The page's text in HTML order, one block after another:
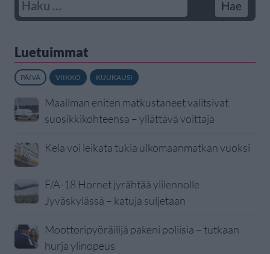
Luetuimmat
PÄIVÄ VIIKKO KUUKAUSI
Maailman eniten matkustaneet valitsivat
suosikkikohteensa – yllättävä voittaja
Kela voi leikata tukia ulkomaanmatkan vuoksi
F/A-18 Hornet jyrähtää ylilennolle
Jyväskylässä – katuja suljetaan
Moottoripyöräilijä pakeni poliisia – tutkaan
hurja ylinopeus